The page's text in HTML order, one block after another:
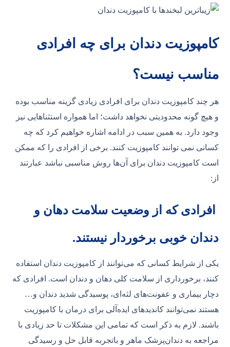
کامپوزیت دندان برای چه افرادی
مناسب نیست؟
هر چند کامپوزیت دندان برای افرادی زیادی گزینه مناسب بوده
و هیچ گونه محدودیتی نخواهد داشت؛ اما همواره استثناهایی نیز
وجود دارد. به همین سبب در ادامه اشاره خواهیم کرد که چه
کسانی نمی توانند کامپوزیت کنند. برخی از افرادی را که ممکن
است کامپوزیت دندان برای آن‌ها روش مناسبی نباشد عبارتند
از:
افرادی که از وضعیت سلامت دهان و
دندان خوبی برخوردار نیستند.
یکی از شرایط کسانی که می‌توانند از کامپوزیت دندان استفاده
کنند، برخورداری از سلامت کلی دهان و دندان است. افرادی که
دچار بیماری و عفونت‌های لثه‌ای، پوسیدگی شدید دندان و…
هستند نمی‌توانند کاندیدهای ایده‌آلی برای درمان با کامپوزیت
باشند. لازم به ذکر است که تمامی این مشکلات تا حد زیادی با
مراجعه به دندان‌پزشک ماهر و باتجربه قابل حل و رسیدگی